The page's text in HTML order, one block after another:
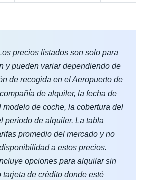
precios listados son solo para
y pueden variar dependiendo de
de recogida en el Aeropuerto de
de alquiler, la fecha de
modelo de coche, la cobertura del
período de alquiler. La tabla
promedio del mercado y no
a estos precios.
opciones para alquilar sin
tarjeta de crédito donde esté